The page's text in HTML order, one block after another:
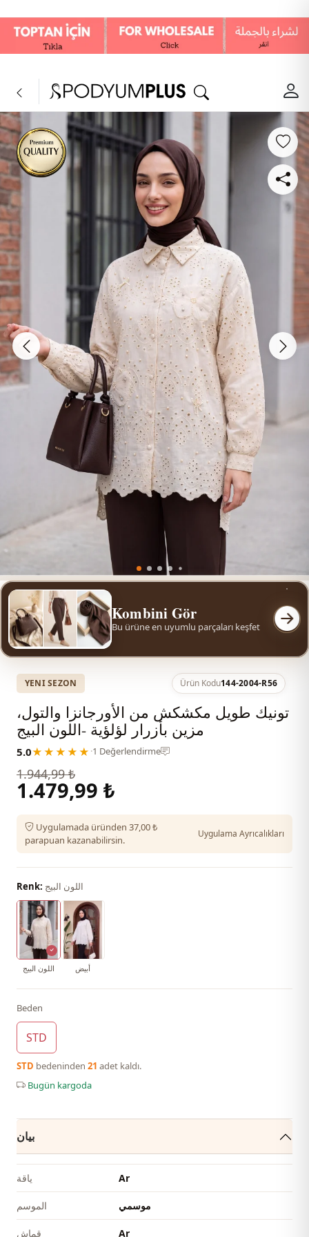
Kombini Gör
Bu ürüne en uyumlu parçaları keşfet
YENI SEZON Ürün Kodu144-2004-R56
تونيك طويل مكشكش من الأورجانزا والتول،
مزين بأزرار لؤلؤية -اللون البيج
5.0★★★★★ ·1 Değerlendirme
1.944,99 ₺
1.479,99 ₺
Uygulamada üründen 37,00 ₺
parapuan kazanabilirsin.
Uygulama Ayrıcalıkları
Renk: اللون البيج
اللون البيج أبيض
Beden
STD
STD bedeninden 21 adet kaldı.
Bugün kargoda
بيان
ياقة Ar
الموسم موسمي
قماش Ar